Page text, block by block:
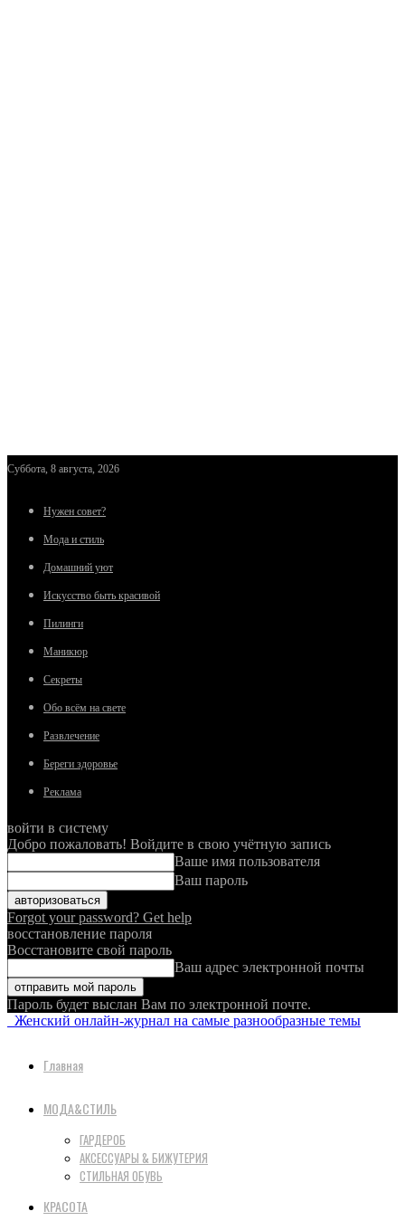
Суббота, 8 августа, 2026
Нужен совет?
Мода и стиль
Домашний уют
Искусство быть красивой
Пилинги
Маникюр
Секреты
Обо всём на свете
Развлечение
Береги здоровье
Реклама
войти в систему
Добро пожаловать! Войдите в свою учётную запись
Ваше имя пользователя
Ваш пароль
Forgot your password? Get help
восстановление пароля
Восстановите свой пароль
Ваш адрес электронной почты
Пароль будет выслан Вам по электронной почте.
Женский онлайн-журнал на самые разнообразные темы
Главная
МОДА&СТИЛЬ
ГАРДЕРОБ
АКСЕССУАРЫ & БИЖУТЕРИЯ
СТИЛЬНАЯ ОБУВЬ
КРАСОТА